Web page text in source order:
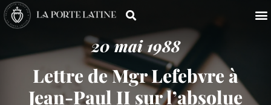
20 mai 1988
Lettre de Mgr Lefebvre à
Jean-​Paul II sur l’absolue